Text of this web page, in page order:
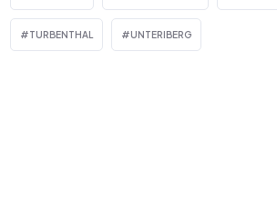
TURBENTHAL UNTERIBERG